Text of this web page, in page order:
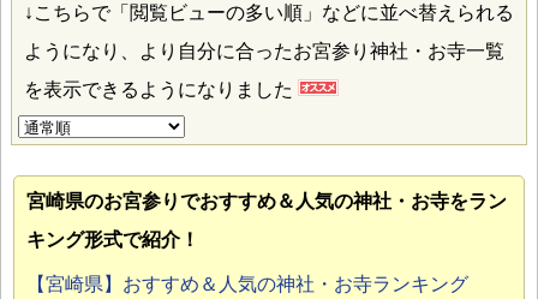
↓こちらで「閲覧ビューの多い順」などに並べ替えられる
ようになり、より自分に合ったお宮参り神社・お寺一覧
を表示できるようになりました
宮崎県のお宮参りでおすすめ＆人気の神社・お寺をラン
キング形式で紹介！
【宮崎県】おすすめ＆人気の神社・お寺ランキング